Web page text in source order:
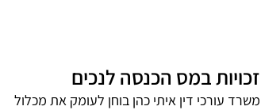
זכויות במס הכנסה לנכים
משרד עורכי דין איתי כהן בוחן לעומק את מכלול